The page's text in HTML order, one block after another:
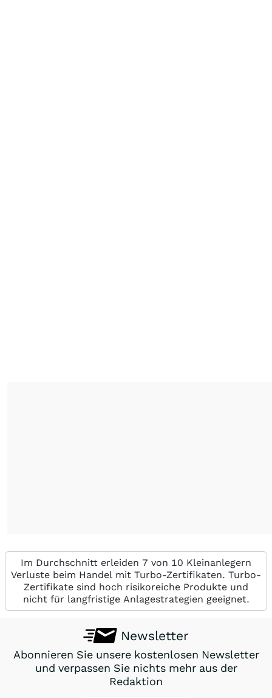
Im Durchschnitt erleiden 7 von 10 Kleinanlegern
Verluste beim Handel mit Turbo-Zertifikaten. Turbo-
Zertifikate sind hoch risikoreiche Produkte und
nicht für langfristige Anlagestrategien geeignet.
Newsletter
Abonnieren Sie unsere kostenlosen Newsletter
und verpassen Sie nichts mehr aus der
Redaktion